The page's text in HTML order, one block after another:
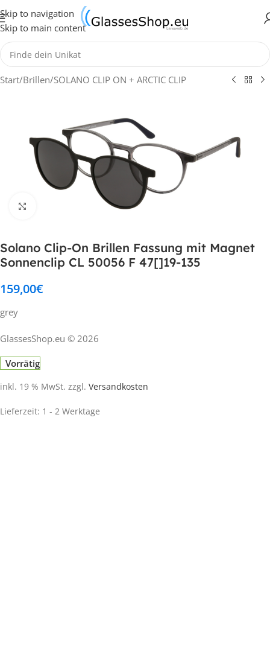
Skip to navigation
Skip to main content
Start/Brillen/SOLANO CLIP ON + ARCTIC CLIP
Klick zum Vergrößern
Solano Clip-On Brillen Fassung mit Magnet
Sonnenclip CL 50056 F 47[]19-135
159,00€
grey
GlassesShop.eu © 2026
Vorrätig
inkl. 19 % MwSt. zzgl. Versandkosten
Lieferzeit: 1 - 2 Werktage